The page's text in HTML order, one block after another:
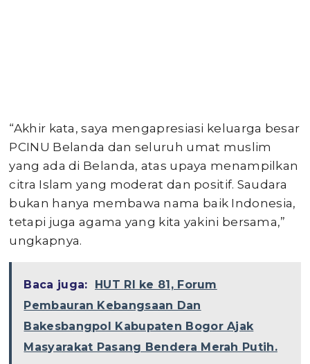
“Akhir kata, saya mengapresiasi keluarga besar
PCINU Belanda dan seluruh umat muslim
yang ada di Belanda, atas upaya menampilkan
citra Islam yang moderat dan positif. Saudara
bukan hanya membawa nama baik Indonesia,
tetapi juga agama yang kita yakini bersama,”
ungkapnya.
Baca juga:
HUT RI ke 81, Forum
Pembauran Kebangsaan Dan
Bakesbangpol Kabupaten Bogor Ajak
Masyarakat Pasang Bendera Merah Putih.